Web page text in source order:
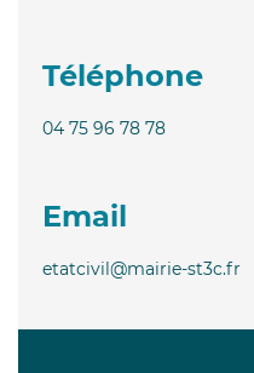
Téléphone
04 75 96 78 78
Email
etatcivil@mairie-st3c.fr